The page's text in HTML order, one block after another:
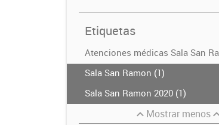
Etiquetas
Atenciones médicas Sala San
Sala San Ramon (1)
Sala San Ramon 2020 (1)
Mostrar menos